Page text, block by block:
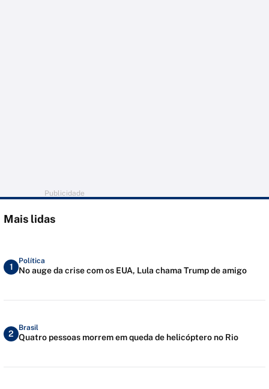
Publicidade
Mais lidas
1
Política
No auge da crise com os EUA, Lula chama Trump de amigo
2
Brasil
Quatro pessoas morrem em queda de helicóptero no Rio